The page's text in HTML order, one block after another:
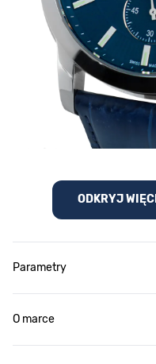
ODKRYJ
Parametry
O marce